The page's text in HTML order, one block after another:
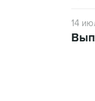
14